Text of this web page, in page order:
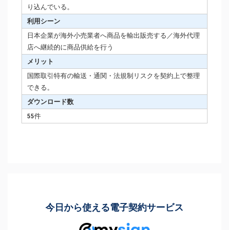
り込んでいる。
利用シーン
日本企業が海外小売業者へ商品を輸出販売する／海外代理
店へ継続的に商品供給を行う
メリット
国際取引特有の輸送・通関・法規制リスクを契約上で整理
できる。
ダウンロード数
55件
今日から使える電子契約サービス